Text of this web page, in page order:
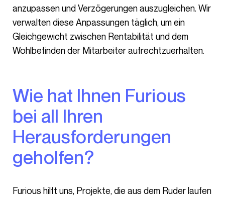
anzupassen und Verzögerungen auszugleichen. Wir
verwalten diese Anpassungen täglich, um ein
Gleichgewicht zwischen Rentabilität und dem
Wohlbefinden der Mitarbeiter aufrechtzuerhalten.
Wie hat Ihnen Furious
bei all Ihren
Herausforderungen
geholfen?
Furious hilft uns, Projekte, die aus dem Ruder laufen